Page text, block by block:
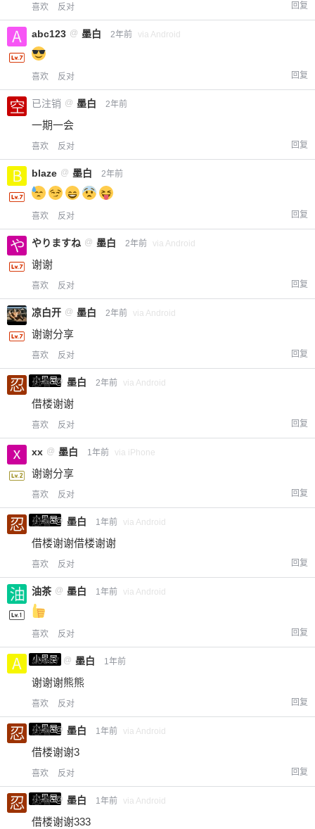
喜欢 反对 回复
abc123 @ 墨白 2年前 via Android
喜欢 反对 回复
已注销 @ 墨白 2年前
一期一会
喜欢 反对 回复
blaze @ 墨白 2年前
喜欢 反对 回复
やりますね @ 墨白 2年前 via Android
谢谢
喜欢 反对 回复
凉白开 @ 墨白 2年前 via Android
谢谢分享
喜欢 反对 回复
小黑屋
忍者 @ 墨白 2年前 via Android
借楼谢谢
喜欢 反对 回复
xx @ 墨白 1年前 via iPhone
谢谢分享
喜欢 反对 回复
小黑屋
忍者 @ 墨白 1年前 via Android
借楼谢谢借楼谢谢
喜欢 反对 回复
油茶 @ 墨白 1年前 via Android
喜欢 反对 回复
小黑屋
a0987 @ 墨白 1年前
谢谢谢熊熊
喜欢 反对 回复
小黑屋
忍者 @ 墨白 1年前 via Android
借楼谢谢3
喜欢 反对 回复
小黑屋
忍者 @ 墨白 1年前 via Android
借楼谢谢333